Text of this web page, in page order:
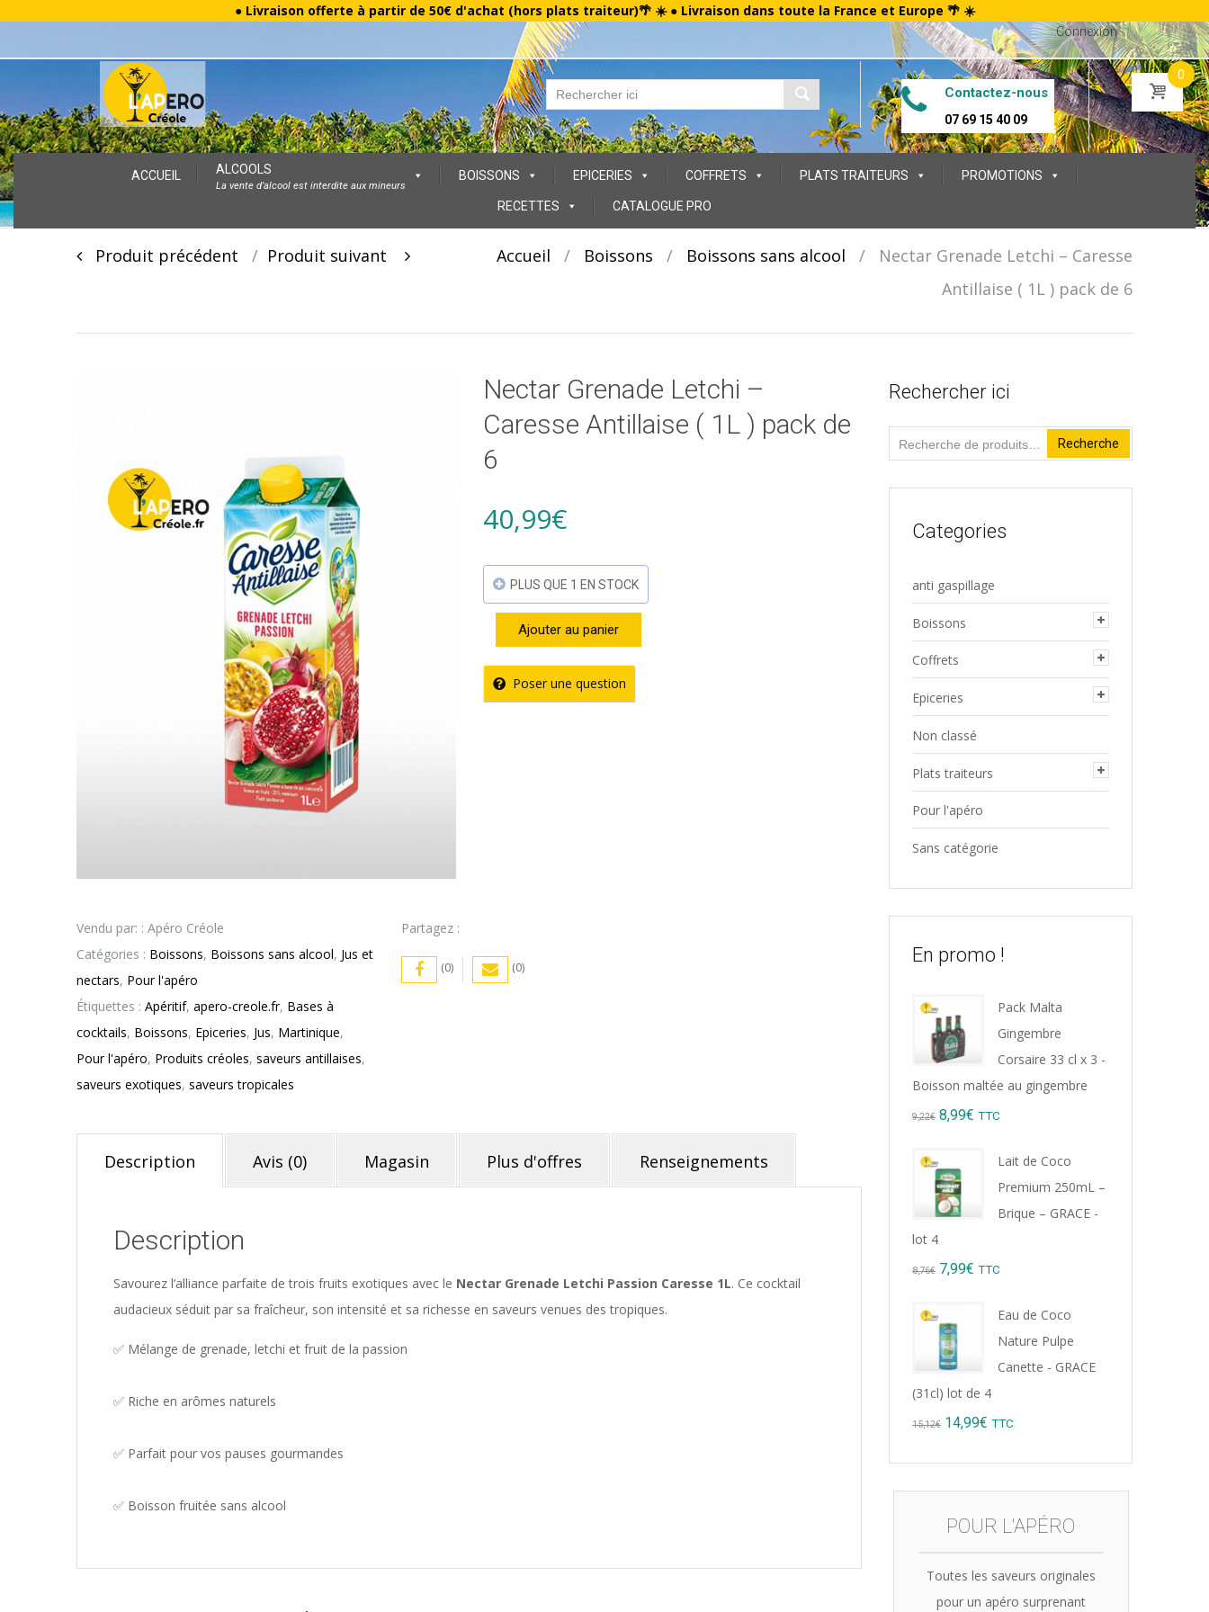
● Livraison offerte à partir de 50€ d'achat (hors plats traiteur)🌴 ☀️ ● Livraison dans toute la France et Europe 🌴 ☀️
Connexion
Contactez-nous
07 69 15 40 09
0
Skip
to
content
ACCUEIL ALCOOLS
La vente d’alcool est interdite aux mineurs
BOISSONS EPICERIES COFFRETS PLATS TRAITEURS PROMOTIONS
RECETTES CATALOGUE PRO
Post
Produit précédent Produit suivant Accueil / Boissons / Boissons sans alcool /
Nectar Grenade Letchi – Caresse
Antillaise ( 1L ) pack de 6
Nectar Grenade Letchi –
Caresse Antillaise ( 1L ) pack de
6
40,99€
PLUS QUE 1 EN STOCK
quantité
de
Nectar
de
6
Ajouter au panier
Poser une question
Vendu par: : Apéro Créole
Catégories : Boissons, Boissons sans alcool, Jus et
nectars, Pour l'apéro
Étiquettes : Apéritif, apero-creole.fr, Bases à
cocktails, Boissons, Epiceries, Jus, Martinique,
Pour l'apéro, Produits créoles, saveurs antillaises,
saveurs exotiques, saveurs tropicales
Partagez :
(0) (0)
Description Avis (0) Magasin Plus d'offres Renseignements
Description
Savourez l’alliance parfaite de trois fruits exotiques avec le Nectar Grenade Letchi Passion Caresse 1L. Ce cocktail
audacieux séduit par sa fraîcheur, son intensité et sa richesse en saveurs venues des tropiques.
✅ Mélange de grenade, letchi et fruit de la passion
✅ Riche en arômes naturels
✅ Parfait pour vos pauses gourmandes
✅ Boisson fruitée sans alcool
Rechercher ici
Recherche
pour :
Recherche
Categories
anti gaspillage
Boissons
Coffrets
Epiceries
Non classé
Plats traiteurs
Pour l'apéro
Sans catégorie
En promo !
Pack Malta
Gingembre
Corsaire 33 cl x 3 -
Boisson maltée au gingembre
9,22€ Original
was:
9,22€.
8,99€ Current
TTC
Lait de Coco
Premium 250mL –
Brique – GRACE -
lot 4
8,76€ Original
was:
8,76€.
7,99€ Current
TTC
Eau de Coco
Nature Pulpe
Canette - GRACE
(31cl) lot de 4
15,12€ Original
14,99€ Current
TTC
POUR L'APÉRO
Toutes les saveurs originales
pour un apéro surprenant